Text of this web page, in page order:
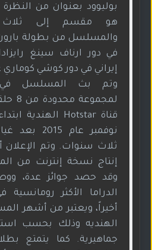
بوليوود بعنوان من النظرة
هو مقسم إلى ثلاث
والمسلسل من بطولة
في دور ارناف سينغ
إيراني في دور كوشي كوماري
وتم بث المسلسل في
نوفمبر عام
ثلاث سنوات. وتم الإعلان
إنتاج نسخة إنترنت من
وقد حصد جوائز عدة،
الدراما الأكثر رومانسية
أخيراً، ويعتبر من أشهر
الهنديه وذلك بحسب
جماهيرية. كما يتمتع